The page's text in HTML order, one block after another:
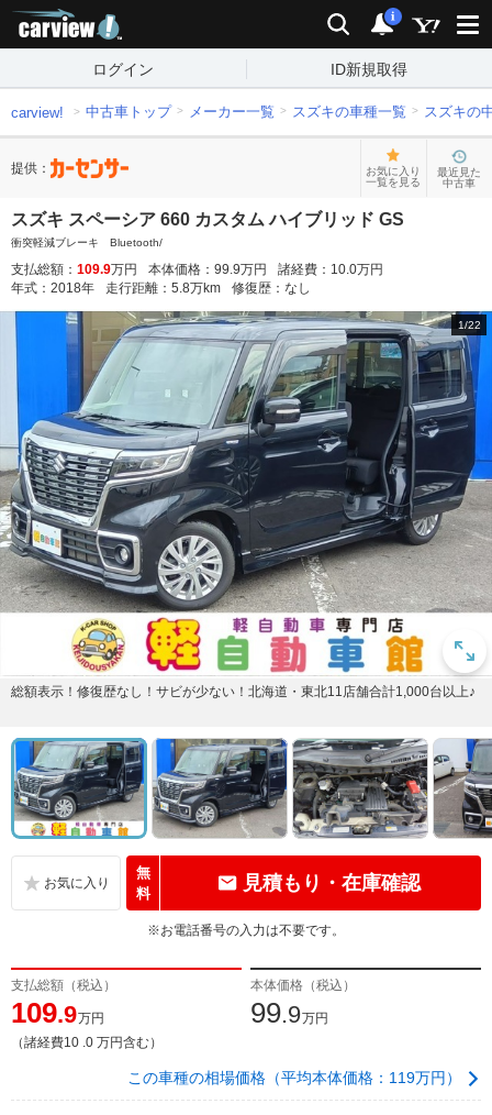
検索 通知
i
ログイン ID新規取得
carview! 中古車トップ メーカー一覧 スズキの車種一覧 スズキの
提供：
お気に入り
一覧を見る
最近見た
中古車
スズキ スペーシア 660 カスタム ハイブリッド GS
衝突軽減ブレーキ Bluetooth/
支払総額： 109.9万円 本体価格： 99.9万円 諸経費： 10.0万円
年式： 2018年 走行距離： 5.8万km 修復歴： なし
1/22
総額表示！修復歴なし！サビが少ない！北海道・東北11店舗合計1,000台以上♪
無
料
見積もり・在庫確認
※お電話番号の入力は不要です。
支払総額（税込）
109.9万円
（諸経費10 .0 万円含む）
本体価格（税込）
99.9万円
この車種の相場価格（平均本体価格：119万円）